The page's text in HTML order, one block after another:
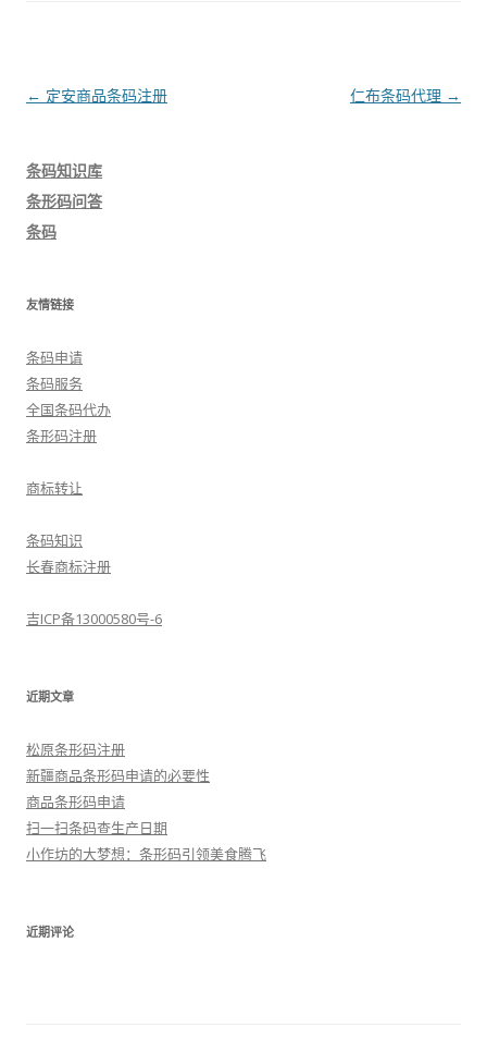
文
← 定安商品条码注册 仁布条码代理 →
条码知识库
条形码问答
条码
友情链接
条码申请
条码服务
全国条码代办
条形码注册
商标转让
条码知识
长春商标注册
吉ICP备13000580号-6
近期文章
松原条形码注册
新疆商品条形码申请的必要性
商品条形码申请
扫一扫条码查生产日期
小作坊的大梦想：条形码引领美食腾飞
近期评论